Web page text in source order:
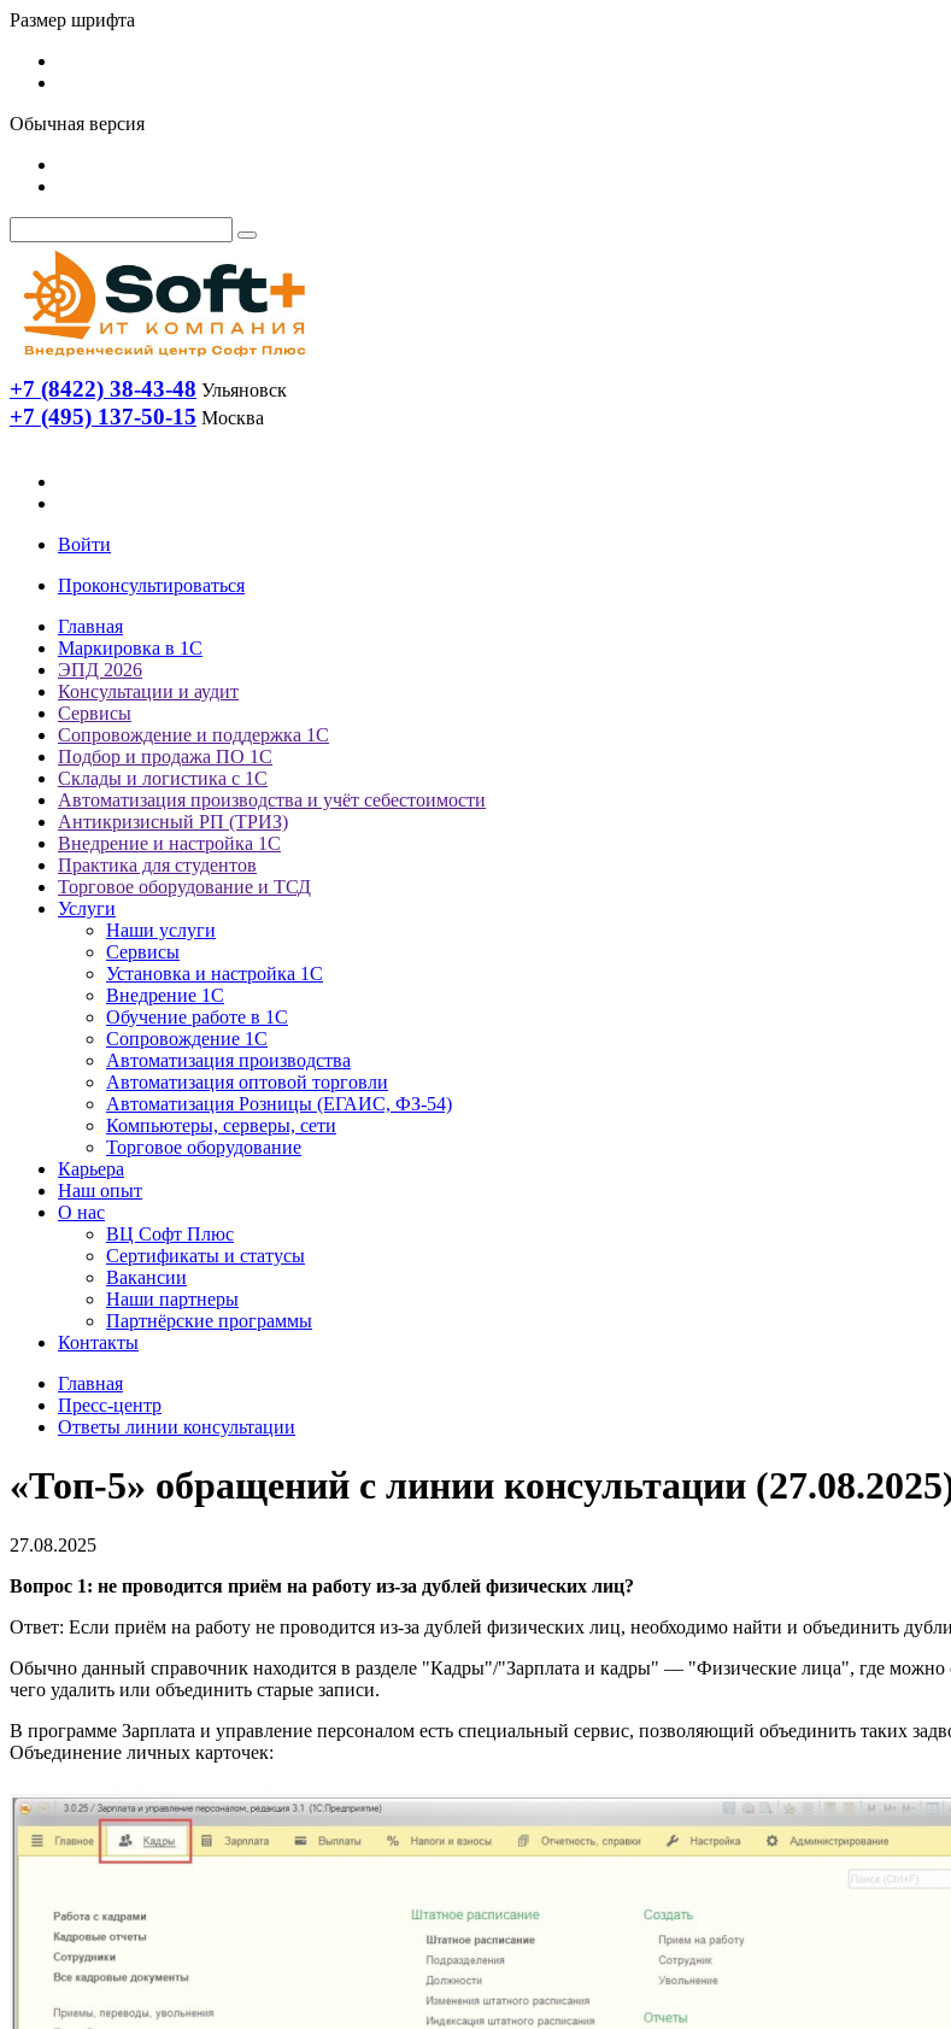
Размер шрифта
Обычная версия
+7 (8422) 38-43-48 Ульяновск
+7 (495) 137-50-15 Москва
Войти
Проконсультироваться
Главная
Маркировка в 1С
ЭПД 2026
Консультации и аудит
Сервисы
Сопровождение и поддержка 1С
Подбор и продажа ПО 1С
Склады и логистика с 1С
Автоматизация производства и учёт себестоимости
Антикризисный РП (ТРИЗ)
Внедрение и настройка 1С
Практика для студентов
Торговое оборудование и ТСД
Услуги
Наши услуги
Сервисы
Установка и настройка 1С
Внедрение 1С
Обучение работе в 1С
Сопровождение 1С
Автоматизация производства
Автоматизация оптовой торговли
Автоматизация Розницы (ЕГАИС, ФЗ-54)
Компьютеры, серверы, сети
Торговое оборудование
Карьера
Наш опыт
О нас
ВЦ Софт Плюс
Сертификаты и статусы
Вакансии
Наши партнеры
Партнёрские программы
Контакты
Главная
Пресс-центр
Ответы линии консультации
«Топ-5» обращений с линии консультации
27.08.2025
Вопрос 1: не проводится приём на работу из-за дублей физических лиц?
Ответ: Если приём на работу не проводится из-за дублей физических лиц, необходимо найти и объединить
Обычно данный справочник находится в разделе "Кадры"/"Зарплата и кадры" — "Физические лица", где можно
чего удалить или объединить старые записи.
В программе Зарплата и управление персоналом есть специальный сервис, позволяющий объединить таких
Объединение личных карточек: